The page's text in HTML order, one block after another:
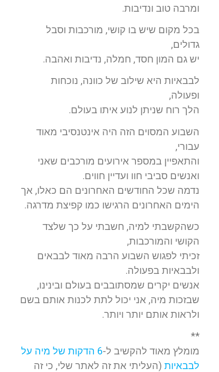
ומרבה טוב ונדיבות.
בכל מקום שיש בו קושי, מורכבות וסבל
גדולים,
יש גם המון חסד, חמלה, נדיבות ואהבה.
לבבאיות היא שילוב של כוונה, נוכחות
ופעולה,
הלך רוח שניתן לנוע איתו בעולם.
השבוע המסוים הזה היה אינטנסיבי מאוד
עבורי,
והתאפיין במספר אירועים מורכבים שאני
ואנשים סביבי חוו ועדיין חווים.
נדמה שכל החודשים האחרונים הם כאלו, אך
הימים האחרונים הרגישו כמו קפיצת מדרגה.
כשהקשבתי למיה, חשבתי על כך שלצד
הקושי והמורכבות,
זכיתי לפגוש השבוע הרבה מאוד לבבאים
ולבבאיות בפעולה.
אנשים יקרים שמסתובבים בעולם ובינינו,
שבזכות מיה, אני יכול לתת לכנות אותם בשם
ולראות אותם יותר ויותר.
**
מומלץ מאוד להקשיב ל-
6 הדקות של מיה על
לבבאיות (העליתי את זה לאתר שלי, כי זה